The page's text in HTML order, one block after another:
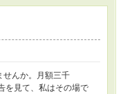
せんか。月額三千
を見て、私はその場で